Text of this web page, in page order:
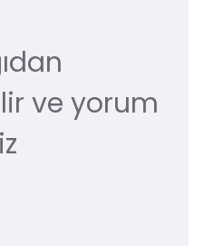
ve yorum